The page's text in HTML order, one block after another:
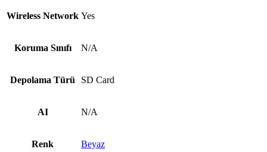
Wireless Network Yes
Koruma Sınıfı N/A
Depolama Türü SD Card
AI N/A
Renk Beyaz